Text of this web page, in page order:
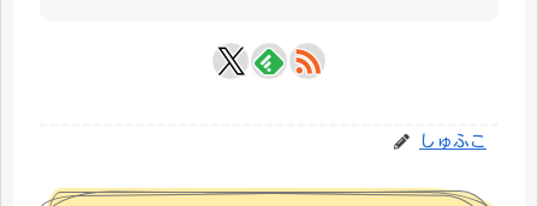
しゅふこ